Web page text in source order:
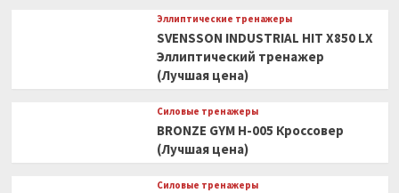
Эллиптические тренажеры
SVENSSON INDUSTRIAL HIT X850 LX
Эллиптический тренажер
(Лучшая цена)
Силовые тренажеры
BRONZE GYM H-005 Кроссовер
(Лучшая цена)
Силовые тренажеры